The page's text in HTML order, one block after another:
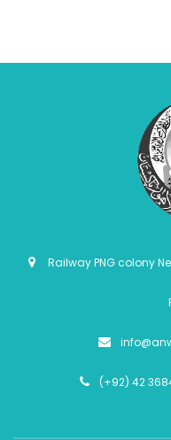
Railway PNG colony
(+92) 42